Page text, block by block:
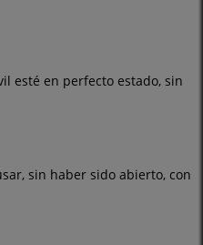
esté en perfecto estado, sin
sin haber sido abierto, con